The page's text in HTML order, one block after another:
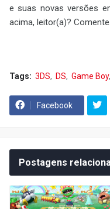
e suas novas versões
acima, leitor(a)? Comente.
Tags: 3DS DS Game Boy
Facebook
Postagens